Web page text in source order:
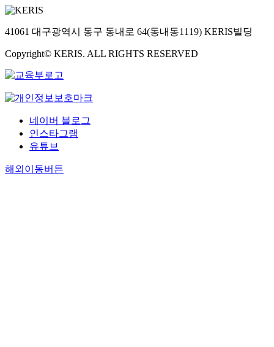
41061 대구광역시 동구 동내로 64(동내동1119) KERIS빌딩
Copyright© KERIS. ALL RIGHTS RESERVED
네이버 블로그
인스타그램
유튜브
해외이동버튼